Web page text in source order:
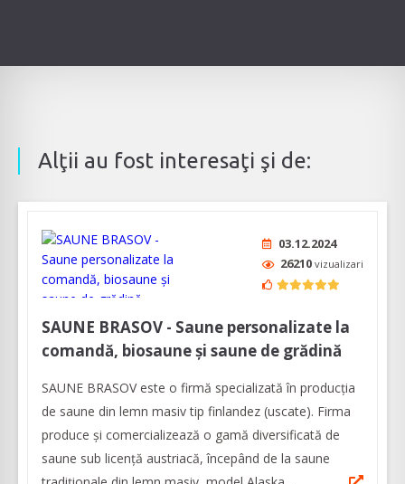
Alţii au fost interesaţi şi de:
03.12.2024
26210 vizualizari
SAUNE BRASOV - Saune personalizate la
comandă, biosaune și saune de grădină
SAUNE BRASOV este o firmă specializată în producția
de saune din lemn masiv tip finlandez (uscate). Firma
produce și comercializează o gamă diversificată de
saune sub licență austriacă, începând de la saune